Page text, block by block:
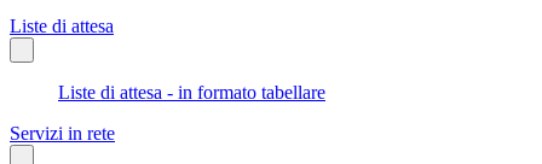
Liste di attesa
Liste di attesa - in formato tabellare
Servizi in rete